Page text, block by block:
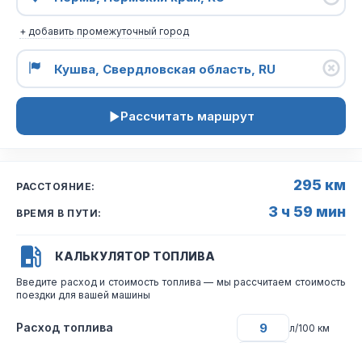
+ добавить промежуточный город
Рассчитать маршрут
РАССТОЯНИЕ: 295 км
ВРЕМЯ В ПУТИ: 3 ч 59 мин
КАЛЬКУЛЯТОР ТОПЛИВА
Введите расход и стоимость топлива — мы рассчитаем стоимость
поездки для вашей машины
Расход топлива л/100 км